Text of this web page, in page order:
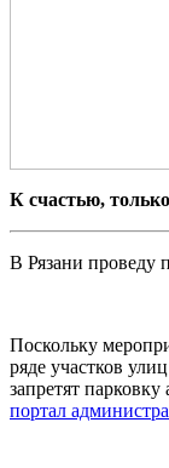
К счастью,
В Рязани проведу
Поскольку
ряде участков
запретят
портал